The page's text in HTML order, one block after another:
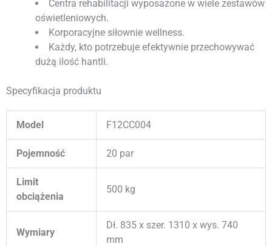
Centra rehabilitacji wyposażone w wiele zestawów
oświetleniowych.
Korporacyjne siłownie wellness.
Każdy, kto potrzebuje efektywnie przechowywać
dużą ilość hantli.
Specyfikacja produktu
Model F12CC004
Pojemność 20 par
Limit
obciążenia
500 kg
Wymiary
Dł. 835 x szer. 1310 x wys. 740
mm